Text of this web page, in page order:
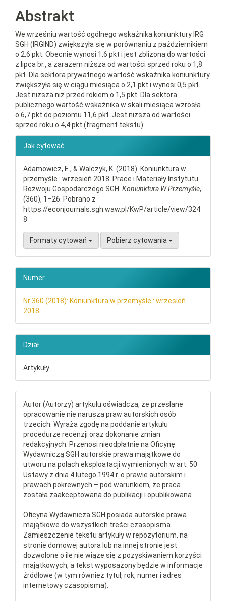
Abstrakt
We wrześniu wartość ogólnego wskaźnika koniunktury IRG
SGH (IRGIND) zwiększyła się w porównaniu z październikiem
o 2,6 pkt. Obecnie wynosi 1,6 pkt i jest zbliżona do wartości
z lipca br., a zarazem niższa od wartości sprzed roku o 1,8
pkt. Dla sektora prywatnego wartość wskaźnika koniunktury
zwiększyła się w ciągu miesiąca o 2,1 pkt i wynosi 0,5 pkt.
Jest niższa niż przed rokiem o 1,5 pkt. Dla sektora
publicznego wartość wskaźnika w skali miesiąca wzrosła
o 6,7 pkt do poziomu 11,6 pkt. Jest niższa od wartości
sprzed roku o 4,4 pkt.(fragment tekstu)
Jak cytować
Adamowicz, E., & Walczyk, K. (2018). Koniunktura w
przemyśle : wrzesień 2018: Prace i Materiały Instytutu
Rozwoju Gospodarczego SGH. Koniunktura W Przemyśle,
(360), 1–26. Pobrano z
https://econjournals.sgh.waw.pl/KwP/article/view/324
8
Formaty cytowań Pobierz cytowania
Numer
Nr 360 (2018): Koniunktura w przemyśle : wrzesień
2018
Dział
Artykuły
Autor (Autorzy) artykułu oświadcza, że przesłane
opracowanie nie narusza praw autorskich osób
trzecich. Wyraża zgodę na poddanie artykułu
procedurze recenzji oraz dokonanie zmian
redakcyjnych. Przenosi nieodpłatnie na Oficynę
Wydawniczą SGH autorskie prawa majątkowe do
utworu na polach eksploatacji wymienionych w art. 50
Ustawy z dnia 4 lutego 1994 r. o prawie autorskim i
prawach pokrewnych – pod warunkiem, że praca
została zaakceptowana do publikacji i opublikowana.
Oficyna Wydawnicza SGH posiada autorskie prawa
majątkowe do wszystkich treści czasopisma.
Zamieszczenie tekstu artykuły w repozytorium, na
stronie domowej autora lub na innej stronie jest
dozwolone o ile nie wiąże się z pozyskiwaniem korzyści
majątkowych, a tekst wyposażony będzie w informacje
źródłowe (w tym również tytuł, rok, numer i adres
internetowy czasopisma).